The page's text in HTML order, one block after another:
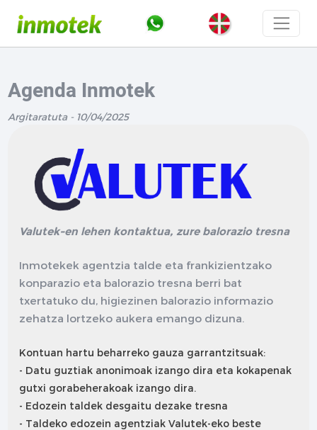
Agenda Inmotek
Argitaratuta - 10/04/2025
Valutek-en lehen kontaktua, zure balorazio tresna
Inmotekek agentzia talde eta frankizientzako
konparazio eta balorazio tresna berri bat
txertatuko du, higiezinen balorazio informazio
zehatza lortzeko aukera emango dizuna.
Kontuan hartu beharreko gauza garrantzitsuak:
- Datu guztiak anonimoak izango dira eta kokapenak
gutxi gorabeherakoak izango dira.
- Edozein taldek desgaitu dezake tresna
- Taldeko edozein agentziak Valutek-eko beste